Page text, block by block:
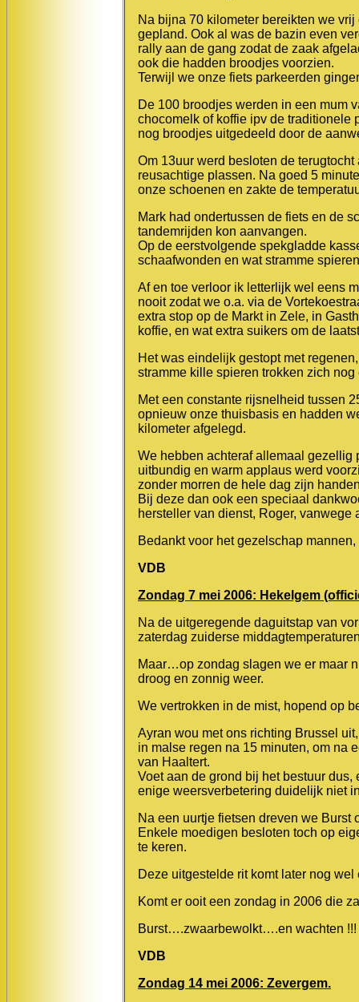
Na bijna 70 kilometer bereikten we
gepland. Ook al was de bazin even
rally aan de gang zodat de zaak
ook die hadden broodjes voorzien.
Terwijl we onze fiets parkeerden
De 100 broodjes werden in een mum
chocomelk of koffie ipv de traditionele
nog broodjes uitgedeeld door de
Om 13uur werd besloten de
reusachtige plassen. Na goed 5
onze schoenen en zakte de
Mark had ondertussen de fiets en de
tandemrijden kon aanvangen.
Op de eerstvolgende spekgladde
schaafwonden en wat stramme
Af en toe verloor ik letterlijk wel eens
nooit zodat we o.a. via de
extra stop op de Markt in Zele, in
koffie, en wat extra suikers om de
Het was eindelijk gestopt met
stramme kille spieren trokken zich
Met een constante rijsnelheid tussen
opnieuw onze thuisbasis en hadden
kilometer afgelegd.
We hebben achteraf allemaal gezellig
uitbundig en warm applaus werd
zonder morren de hele dag zijn
Bij deze dan ook een speciaal
hersteller van dienst, Roger, vanwege
Bedankt voor het gezelschap
VDB
Zondag 7 mei 2006: Hekelgem
Na de uitgeregende daguitstap van
zaterdag zuiderse
Maar…op zondag slagen we er maar
droog en zonnig weer.
We vertrokken in de mist, hopend op
Ayran wou met ons richting Brussel
in malse regen na 15 minuten, om na
van Haaltert.
Voet aan de grond bij het bestuur
enige weersverbetering duidelijk niet
Na een uurtje fietsen dreven we
Enkele moedigen besloten toch op
te keren.
Deze uitgestelde rit komt later nog
Komt er ooit een zondag in 2006 die
Burst….zwaarbewolkt….en wachten !!!
VDB
Zondag 14 mei 2006: Zevergem.